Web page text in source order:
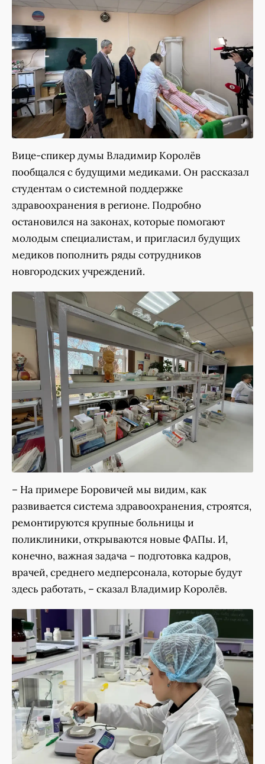
Вице-спикер думы Владимир Королёв
пообщался с будущими медиками. Он рассказал
студентам о системной поддержке
здравоохранения в регионе. Подробно
остановился на законах, которые помогают
молодым специалистам, и пригласил будущих
медиков пополнить ряды сотрудников
новгородских учреждений.
– На примере Боровичей мы видим, как
развивается система здравоохранения, строятся,
ремонтируются крупные больницы и
поликлиники, открываются новые ФАПы. И,
конечно, важная задача – подготовка кадров,
врачей, среднего медперсонала, которые будут
здесь работать, – сказал Владимир Королёв.